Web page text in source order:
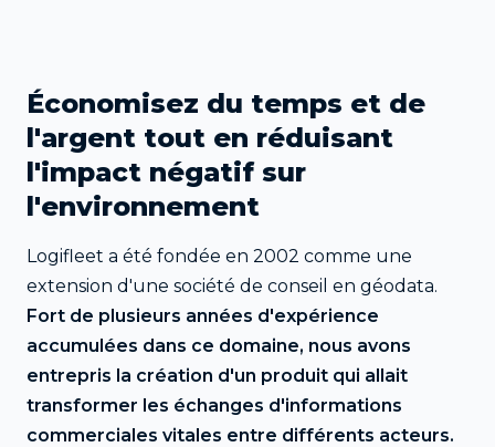
Économisez du temps et de
l'argent tout en réduisant
l'impact négatif sur
l'environnement
Logifleet a été fondée en 2002 comme une
extension d'une société de conseil en géodata.
Fort de plusieurs années d'expérience
accumulées dans ce domaine, nous avons
entrepris la création d'un produit qui allait
transformer les échanges d'informations
commerciales vitales entre différents acteurs.